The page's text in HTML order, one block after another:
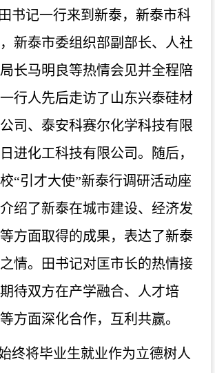
书记一行来到新泰，新泰市科
新泰市委组织部副部长、人社
长马明良等热情会见并全程陪
行人先后走访了山东兴泰硅材
司、泰安科赛尔化学科技有限
进化工科技有限公司。随后，
“引才大使”新泰行调研活动座
绍了新泰在城市建设、经济发
方面取得的成果，表达了新泰
情。田书记对匡市长的热情接
待双方在产学融合、人才培
方面深化合作，互利共赢。
终将毕业生就业作为立德树人